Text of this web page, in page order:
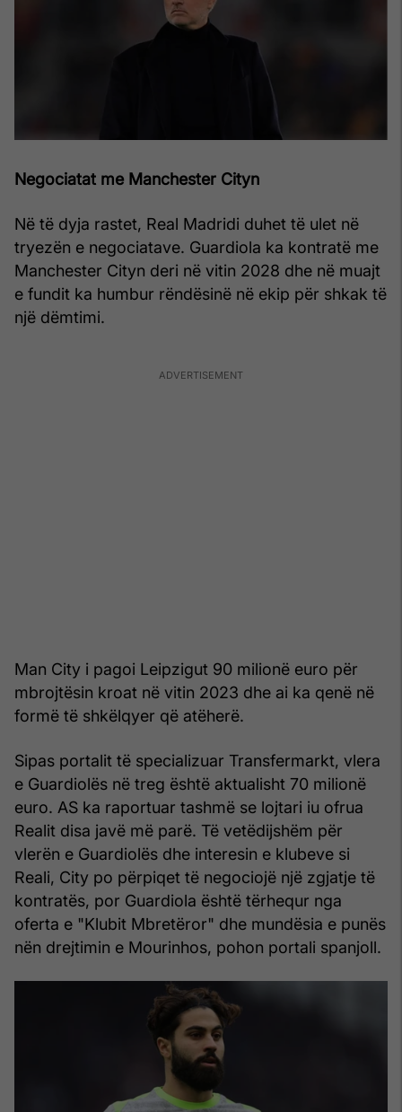
Negociatat me Manchester Cityn
Në të dyja rastet, Real Madridi duhet të ulet në
tryezën e negociatave. Guardiola ka kontratë me
Manchester Cityn deri në vitin 2028 dhe në muajt
e fundit ka humbur rëndësinë në ekip për shkak të
një dëmtimi.
Man City i pagoi Leipzigut 90 milionë euro për
mbrojtësin kroat në vitin 2023 dhe ai ka qenë në
formë të shkëlqyer që atëherë.
Sipas portalit të specializuar Transfermarkt, vlera
e Guardiolës në treg është aktualisht 70 milionë
euro. AS ka raportuar tashmë se lojtari iu ofrua
Realit disa javë më parë. Të vetëdijshëm për
vlerën e Guardiolës dhe interesin e klubeve si
Reali, City po përpiqet të negociojë një zgjatje të
kontratës, por Guardiola është tërhequr nga
oferta e "Klubit Mbretëror" dhe mundësia e punës
nën drejtimin e Mourinhos, pohon portali spanjoll.